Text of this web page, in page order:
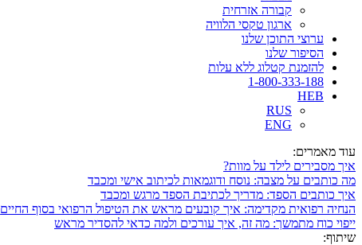
קבורה אזרחית
ארגון טקסי הלוויה
ערוצי התוכן שלנו
הסיפור שלנו
להזמנת קטלוג ללא עלות
1-800-333-188
HEB
RUS
ENG
עוד מאמרים:
איך מסבירים לילד על מוות?
מה כותבים על מצבה: נוסח ודוגמאות לכיתוב אישי ומכבד
איך כותבים הספד: מדריך לכתיבת הספד מרגש ומכבד
הנחיה רפואית מקדימה: איך קובעים מראש את הטיפול הרפואי בסוף החיים
ייפוי כוח מתמשך: מה זה, איך עורכים ולמה כדאי להסדיר מראש
שיתוף: